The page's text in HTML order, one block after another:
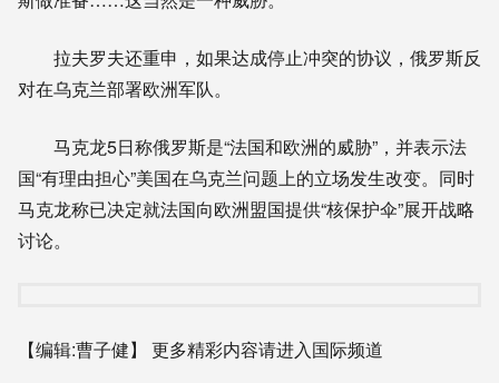
拉夫罗夫还重申，如果达成停止冲突的协议，俄罗斯反
对在乌克兰部署欧洲军队。
马克龙5日称俄罗斯是“法国和欧洲的威胁”，并表示法
国“有理由担心”美国在乌克兰问题上的立场发生改变。同时
马克龙称已决定就法国向欧洲盟国提供“核保护伞”展开战略
讨论。
【编辑:曹子健】 更多精彩内容请进入国际频道